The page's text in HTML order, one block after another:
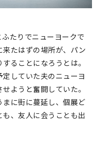
たりでニューヨークで
たはずの場所が、パン
ることになろうとは。
していた夫のニューヨ
ようと奮闘していた。
に街に蔓延し、個展ど
、友人に会うことも出